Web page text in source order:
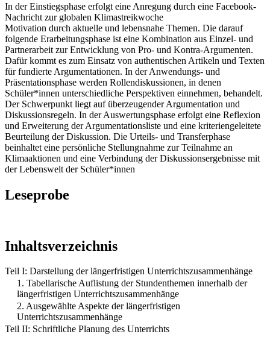
In der Einstiegsphase erfolgt eine Anregung durch eine Facebook-
Nachricht zur globalen Klimastreikwoche
Motivation durch aktuelle und lebensnahe Themen. Die darauf
folgende Erarbeitungsphase ist eine Kombination aus Einzel- und
Partnerarbeit zur Entwicklung von Pro- und Kontra-Argumenten.
Dafür kommt es zum Einsatz von authentischen Artikeln und Texten
für fundierte Argumentationen. In der Anwendungs- und
Präsentationsphase werden Rollendiskussionen, in denen
Schüler*innen unterschiedliche Perspektiven einnehmen, behandelt.
Der Schwerpunkt liegt auf überzeugender Argumentation und
Diskussionsregeln. In der Auswertungsphase erfolgt eine Reflexion
und Erweiterung der Argumentationsliste und eine kriteriengeleitete
Beurteilung der Diskussion. Die Urteils- und Transferphase
beinhaltet eine persönliche Stellungnahme zur Teilnahme an
Klimaaktionen und eine Verbindung der Diskussionsergebnisse mit
der Lebenswelt der Schüler*innen
Leseprobe
Inhaltsverzeichnis
Teil I: Darstellung der längerfristigen Unterrichtszusammenhänge
1. Tabellarische Auflistung der Stundenthemen innerhalb der
längerfristigen Unterrichtszusammenhänge
2. Ausgewählte Aspekte der längerfristigen
Unterrichtszusammenhänge
Teil II: Schriftliche Planung des Unterrichts